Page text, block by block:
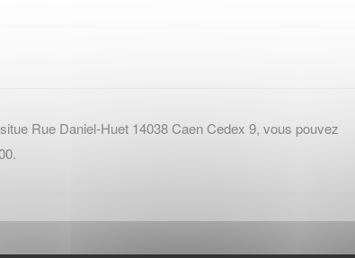
Rue Daniel-Huet 14038 Caen Cedex 9, vous pouvez